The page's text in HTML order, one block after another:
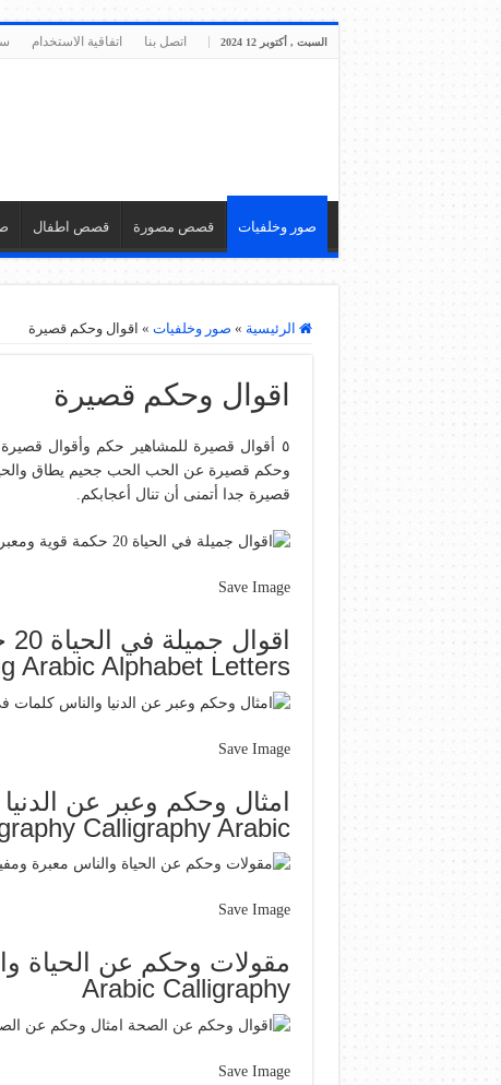
السبت , أكتوبر 12 2024 اتصل بنا اتفاقية الاستخدام
صور وخلفيات قصص مصورة قصص اطفال
الرئيسية » صور وخلفيات » اقوال وحكم قصيرة
اقوال وحكم قصيرة
وحكم قصيرة عن الحب الحب جحيم يطاق
قصيرة جدا أتمنى أن تنال أعجابكم.
Save Image
Arabic Alphabet Letters
Save Image
Calligraphy Arabic
Save Image
Arabic Calligraphy
Save Image